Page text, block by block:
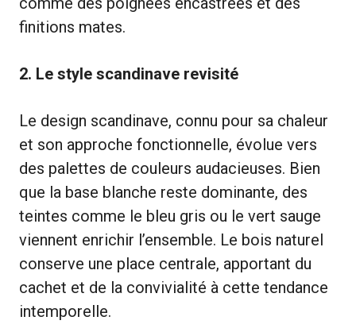
finitions mates.
2. Le style scandinave revisité
Le design scandinave, connu pour sa chaleur
et son approche fonctionnelle, évolue vers
des palettes de couleurs audacieuses. Bien
que la base blanche reste dominante, des
teintes comme le bleu gris ou le vert sauge
viennent enrichir l’ensemble. Le bois naturel
conserve une place centrale, apportant du
cachet et de la convivialité à cette tendance
intemporelle.